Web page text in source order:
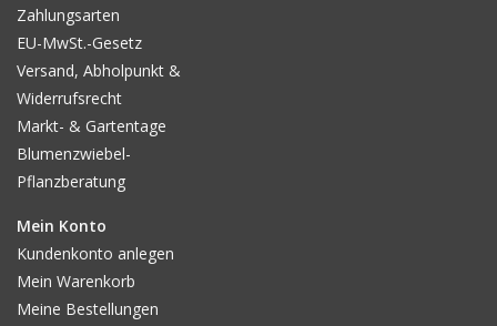
Zahlungsarten
EU-MwSt.-Gesetz
Versand, Abholpunkt &
Widerrufsrecht
Markt- & Gartentage
Blumenzwiebel-
Pflanzberatung
Mein Konto
Kundenkonto anlegen
Mein Warenkorb
Meine Bestellungen